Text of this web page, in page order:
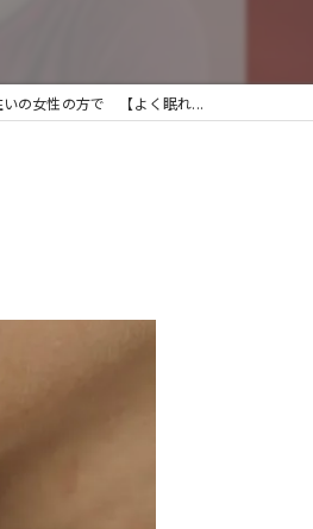
いの女性の方で 【よく眠れ...